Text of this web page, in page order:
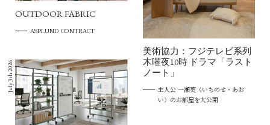
OUTDOOR FABRIC
ASPLUND CONTRACT
美術協力：フジテレビ系列
木曜夜10時 ドラマ「ラスト
ノート」
主人公 一瀬葵（いちのせ・あお
い）のお部屋を大公開
July 3th 2026